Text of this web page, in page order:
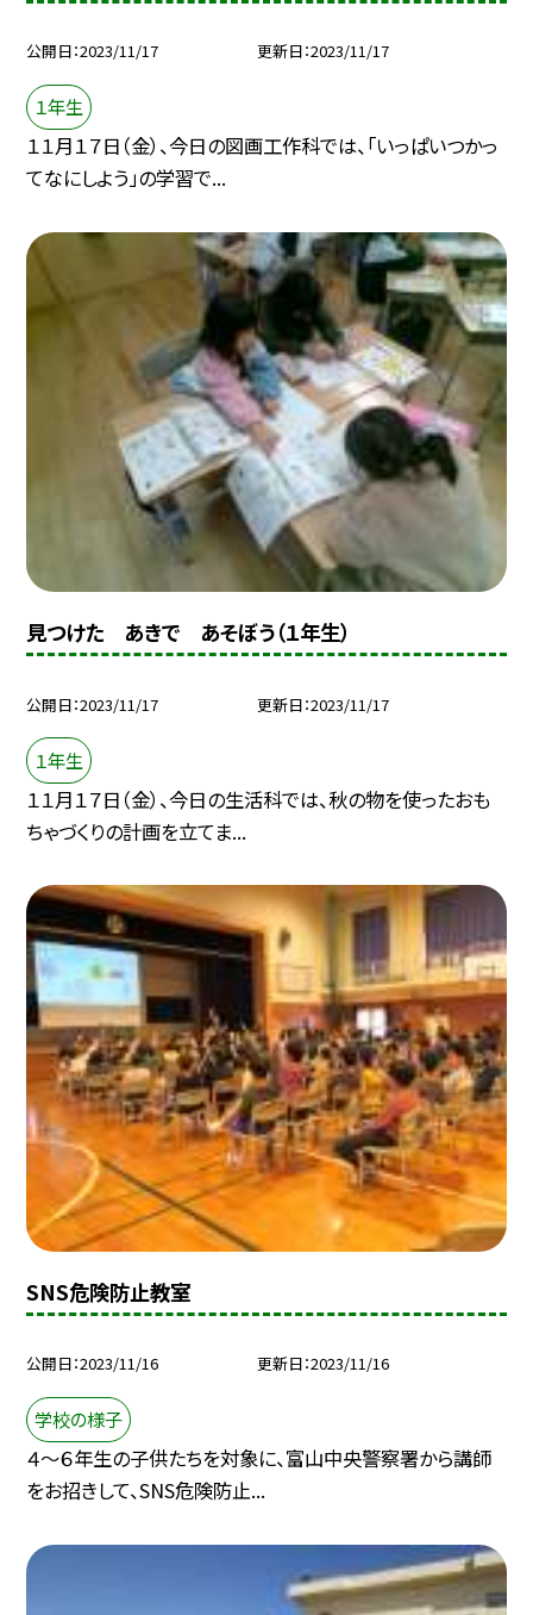
公開日 2023/11/17 更新日 2023/11/17
１年生
１１月１７日（金）、今日の図画工作科では、「いっぱいつかっ
てなにしよう」の学習で...
見つけた あきで あそぼう（１年生）
公開日 2023/11/17 更新日 2023/11/17
１年生
１１月１７日（金）、今日の生活科では、秋の物を使ったおも
ちゃづくりの計画を立てま...
SNS危険防止教室
公開日 2023/11/16 更新日 2023/11/16
学校の様子
４〜６年生の子供たちを対象に、富山中央警察署から講師
をお招きして、SNS危険防止...